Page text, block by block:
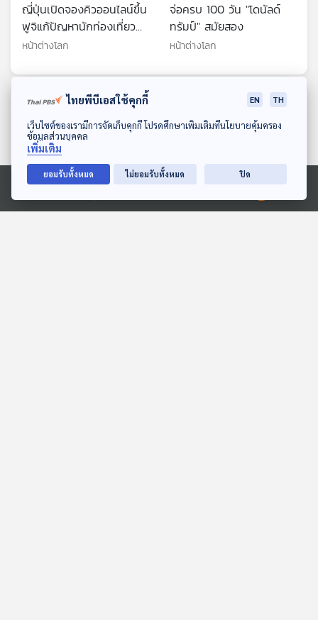
ดาวน์โหลด Thai PBS Podcast Application
Ⓒ 2020 องค์การกระจายเสียงและแพร่ภาพสาธารณะแห่งประเทศไทย
ญี่ปุ่นเปิดจองคิวออนไลน์ขึ้น
ฟูจิแก้ปัญหานักท่องเที่ยว
ล้น
หน้าต่างโลก
จ่อครบ 100 วัน "โดนัลด์
ทรัมป์" สมัยสอง
หน้าต่างโลก
ตอนที่เกี่ยวข้องไทยพีบีเอสใช้คุกกี้ EN TH
เว็บไซต์ของเรามีการจัดเก็บคุกกี้ โปรดศึกษาเพิ่มเติมที่นโยบายคุ้มครอง
ข้อมูลส่วนบุคคล
เพิ่มเติม
ยอมรับทั้งหมด ไม่ยอมรับทั้งหมด ปิด